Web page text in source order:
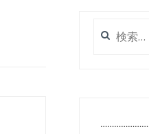
索: